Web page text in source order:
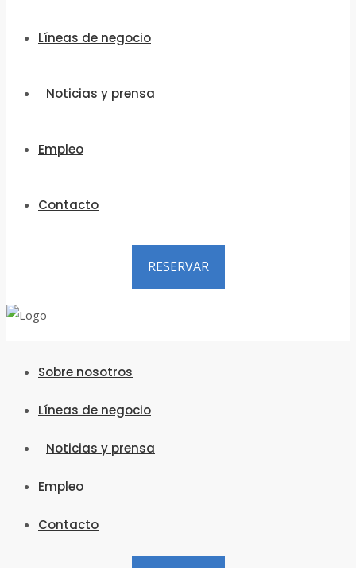
Líneas de negocio
Noticias y prensa
Empleo
Contacto
RESERVAR
Sobre nosotros
Líneas de negocio
Noticias y prensa
Empleo
Contacto